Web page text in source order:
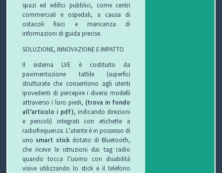
spazi ed edifici pubblici, come centri
commerciali e ospedali, a causa di
ostacoli fisici e mancanza di
informazioni di guida precise.
SOLUZIONE, INNOVAZIONE E IMPATTO
Il sistema LVE è costituito da
pavimentazione tattile (superfici
strutturate che consentono agli utenti
ipovedenti di percepire i diversi modelli
attraverso i loro piedi, (trova in fondo
all’articolo i pdf), indicando direzioni
e pericoli) integrati con etichette a
radiofrequenza. L’utente è in possesso di
uno smart stickdotato di Bluetooth,
che riceve le istruzioni dai tag radio
quando tocca l’uomo con disabilità
visive utilizzando lo stick e il telefono